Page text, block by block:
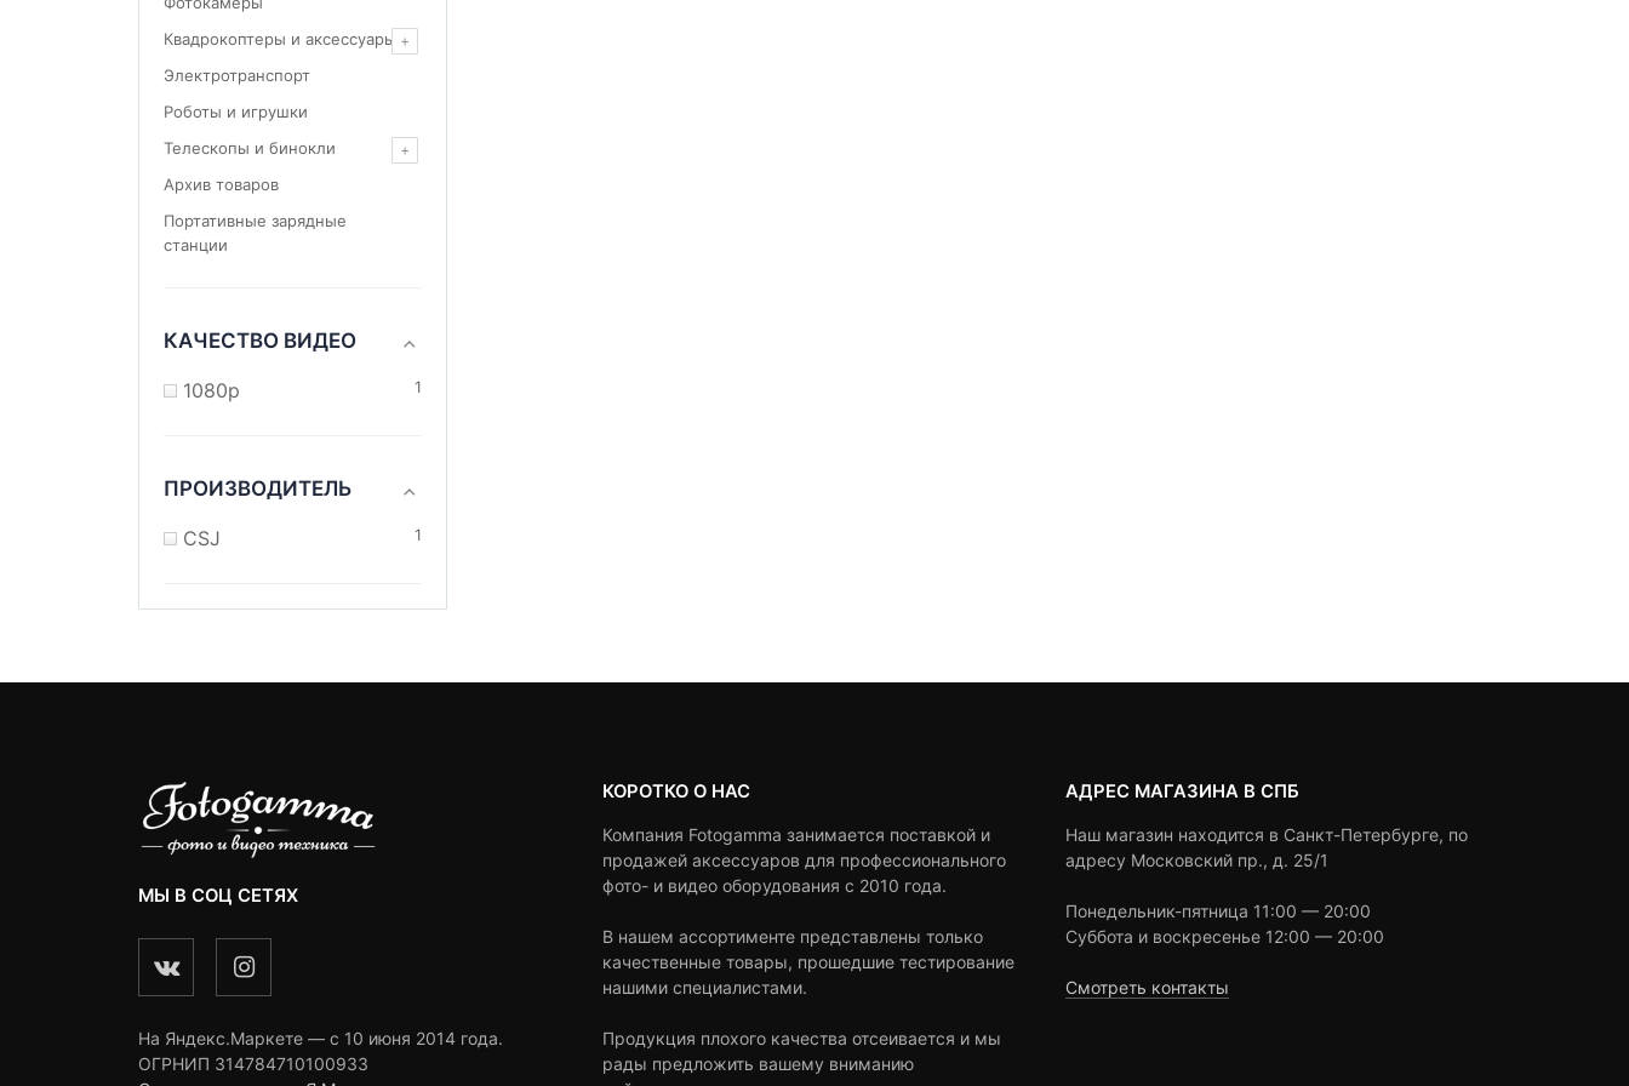
Квадрокоптеры и аксессуары
Электротранспорт
Роботы и игрушки
Телескопы и бинокли
Архив товаров
Портативные зарядные
станции
КАЧЕСТВО ВИДЕО
1080p 1
ПРОИЗВОДИТЕЛЬ
CSJ 1
МЫ В СОЦ СЕТЯХ
На Яндекс.Маркете — c 10 июня 2014 года.
ОГРНИП 314784710100933
КОРОТКО О НАС
Компания Fotogamma занимается поставкой и
продажей аксессуаров для профессионального
фото- и видео оборудования с 2010 года.
В нашем ассортименте представлены только
качественные товары, прошедшие тестирование
нашими специалистами.
Продукция плохого качества отсеивается и мы
рады предложить вашему вниманию
АДРЕС МАГАЗИНА В СПБ
Наш магазин находится в Санкт-Петербурге, по
адресу Московский пр., д. 25/1
Понедельник-пятница 11:00 — 20:00
Суббота и воскресенье 12:00 — 20:00
Смотреть контакты